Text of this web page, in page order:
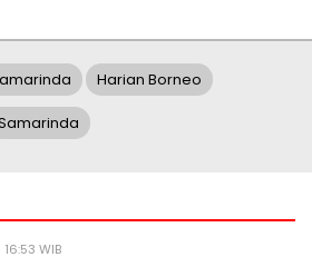
Harian Borneo
WIB